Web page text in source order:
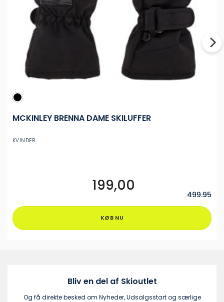
KVINDER
MCKINLEY BRENNA DAME SKILUFFER
KØB NU
Dette
vare
har
flere
varesiden
499.95
199,00
Bliv en del af Skioutlet
Og få direkte besked om Nyheder, Udsalgsstart og særlige